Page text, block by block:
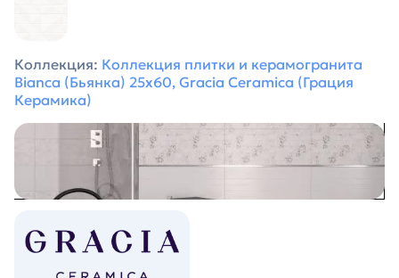
Коллекция: Коллекция плитки и керамогранита
Bianca (Бьянка) 25х60, Gracia Ceramica (Грация
Керамика)